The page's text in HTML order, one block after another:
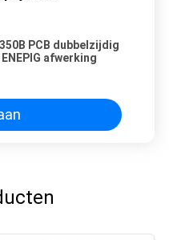
PCB dubbelzijdig
afwerking